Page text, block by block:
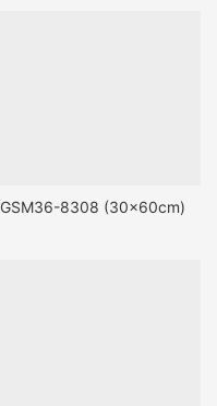
GSM36-8308 (30x60cm)